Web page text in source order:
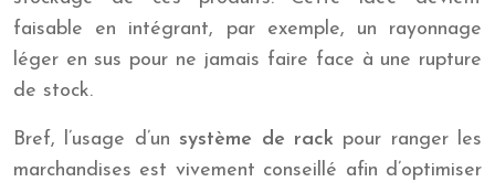
faisable en intégrant, par exemple, un rayonnage
léger en sus pour ne jamais faire face à une rupture
de stock.
Bref, l’usage d’un système de rack pour ranger les
marchandises est vivement conseillé afin d’optimiser